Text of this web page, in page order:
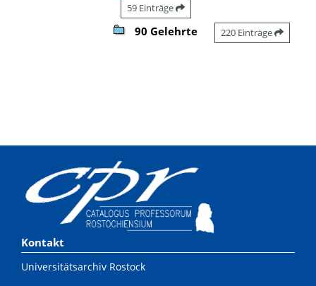
59 Einträge
90 Gelehrte 220 Einträge
Kontakt
Universitätsarchiv Rostock